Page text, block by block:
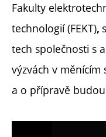
Fakulty
technologií (FEKT),
tech společnosti s
výzvách v měnícím
a o přípravě